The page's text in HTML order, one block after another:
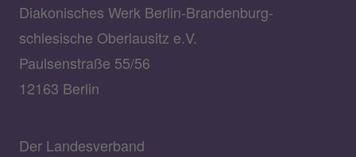
Diakonisches Werk Berlin-Brandenburg-
schlesische Oberlausitz e.V.
Paulsenstraße 55/56
12163 Berlin
Der Landesverband